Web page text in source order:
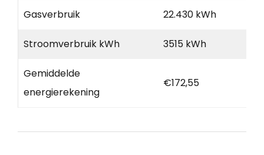
Gasverbruik 22.430 kWh
Stroomverbruik kWh 3515 kWh
Gemiddelde
energierekening
€172,55